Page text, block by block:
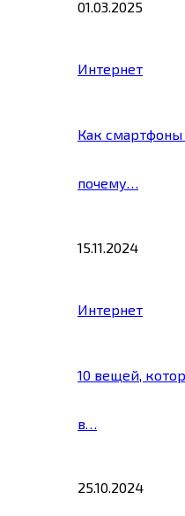
01.03.2025
Интернет
Как
почему…
15.11.2024
Интернет
10 вещей,
в…
25.10.2024